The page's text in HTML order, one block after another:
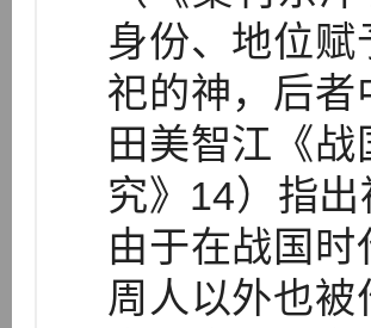
身份、地位
祀的神，后
田美智江《
究》14）指
由于在战国
周人以外也